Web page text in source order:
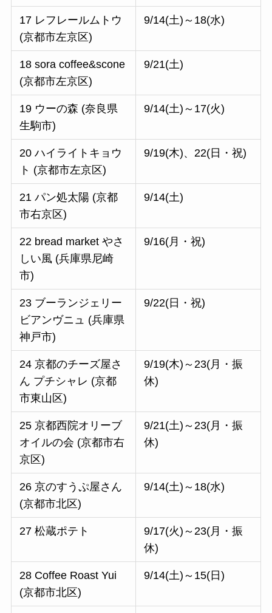
17 レフレールムトウ
(京都市左京区)
9/14(土)～18(水)
18 sora coffee&scone
(京都市左京区)
9/21(土)
19 ウーの森 (奈良県
生駒市)
9/14(土)～17(火)
20 ハイライトキョウ
ト (京都市左京区)
9/19(木)、22(日・祝)
21 パン処太陽 (京都
市右京区)
9/14(土)
22 bread market やさ
しい風 (兵庫県尼崎
市)
9/16(月・祝)
23 ブーランジェリー
ビアンヴニュ (兵庫県
神戸市)
9/22(日・祝)
24 京都のチーズ屋さ
ん プチシャレ (京都
市東山区)
9/19(木)～23(月・振
休)
25 京都西院オリーブ
オイルの会 (京都市右
京区)
9/21(土)～23(月・振
休)
26 京のすうぷ屋さん
(京都市北区)
9/14(土)～18(水)
27 松蔵ポテト
9/17(火)～23(月・振
休)
28 Coffee Roast Yui
(京都市北区)
9/14(土)～15(日)